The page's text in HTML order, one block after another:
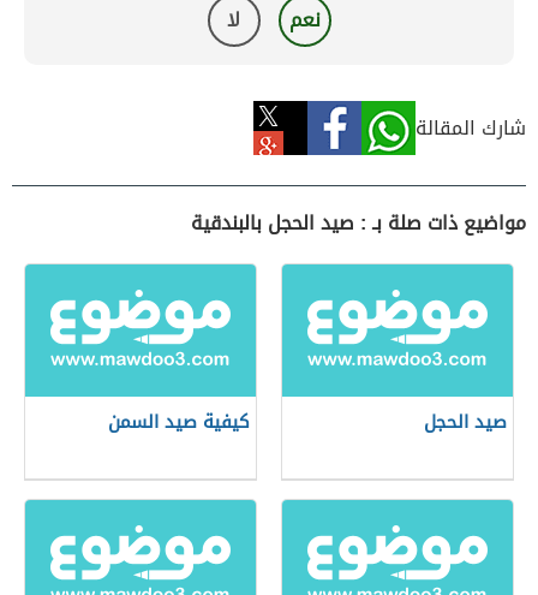
نعم لا
شارك المقالة
مواضيع ذات صلة بـ : صيد الحجل بالبندقية
صيد الحجل كيفية صيد السمن